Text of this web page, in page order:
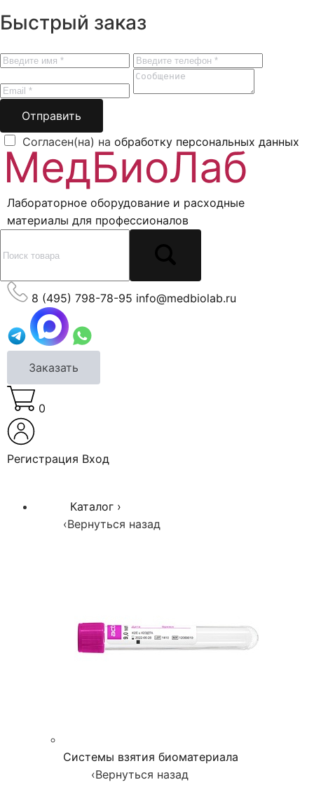
Быстрый заказ
Отправить
Согласен(на) на обработку персональных данных
Лабораторное оборудование и расходные
материалы для профессионалов
8 (495) 798-78-95 info@medbiolab.ru
Заказать
0
Регистрация Вход
Каталог ›
‹Вернуться назад
Системы взятия биоматериала
‹Вернуться назад